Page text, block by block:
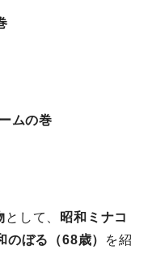
ムの巻
として、
昭和ミナコ
のぼる（68歳）
を紹